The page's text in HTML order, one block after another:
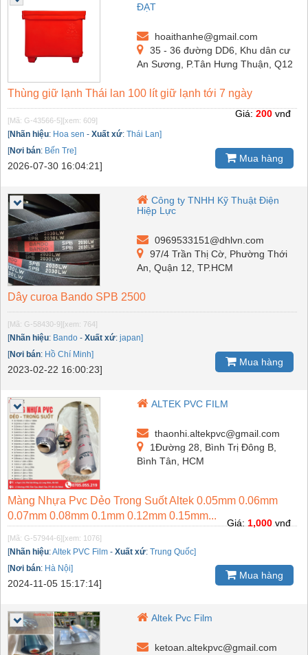
ĐẠT
hoaithanhe@gmail.com
35 - 36 đường DD6, Khu dân cư
An Sương, P.Tân Hưng Thuận, Q12
Thùng giữ lạnh Thái lan 100 lít giữ lạnh tới 7 ngày
[Mã: G-43566-5] [xem: 609]
[Nhãn hiệu: Hoa sen - Xuất xứ: Thái Lan]
[Nơi bán: Bến Tre]
2026-07-30 16:04:21]
Giá: 200 vnđ
Mua hàng
Công ty TNHH Kỹ Thuật Điện
Hiệp Lực
0969533151@dhlvn.com
97/4 Trần Thị Cờ, Phường Thới
An, Quận 12, TP.HCM
Dây curoa Bando SPB 2500
[Mã: G-58430-9] [xem: 764]
[Nhãn hiệu: Bando - Xuất xứ: japan]
[Nơi bán: Hồ Chí Minh]
2023-02-22 16:00:23]
Mua hàng
ALTEK PVC FILM
thaonhi.altekpvc@gmail.com
1Đường 28, Bình Trị Đông B,
Bình Tân, HCM
Màng Nhựa Pvc Dẻo Trong Suốt Altek 0.05mm 0.06mm
0.07mm 0.08mm 0.1mm 0.12mm 0.15mm...
[Mã: G-57944-6] [xem: 1076]
[Nhãn hiệu:Altek PVC Film - Xuất xứ: Trung Quốc]
[Nơi bán: Hà Nội]
2024-11-05 15:17:14]
Giá:1,000vnđ
Mua hàng
Altek Pvc Film
ketoan.altekpvc@gmail.com